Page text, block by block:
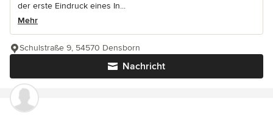
der erste Eindruck eines In...
Mehr
Nachricht
Schulstraße 9, 54570 Densborn